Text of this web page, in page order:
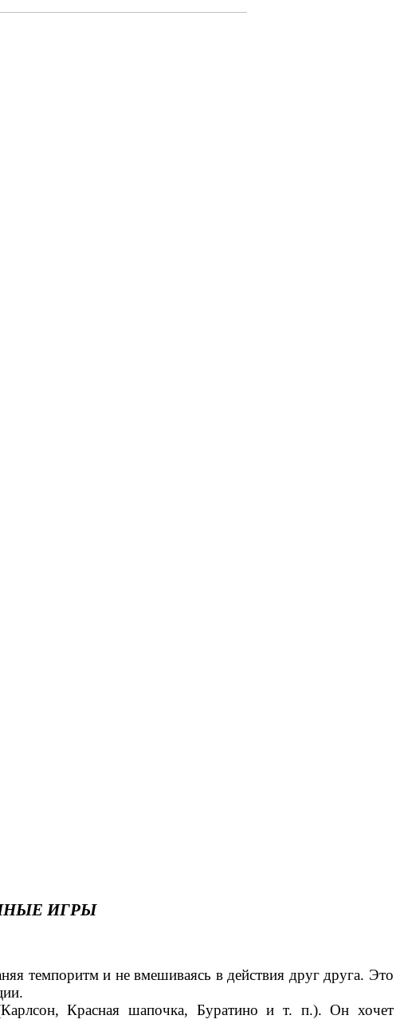
ИГРЫ
темпоритм и не вмешиваясь в действия друг друга. Это
Красная шапочка, Буратино и т. п.). Он хочет